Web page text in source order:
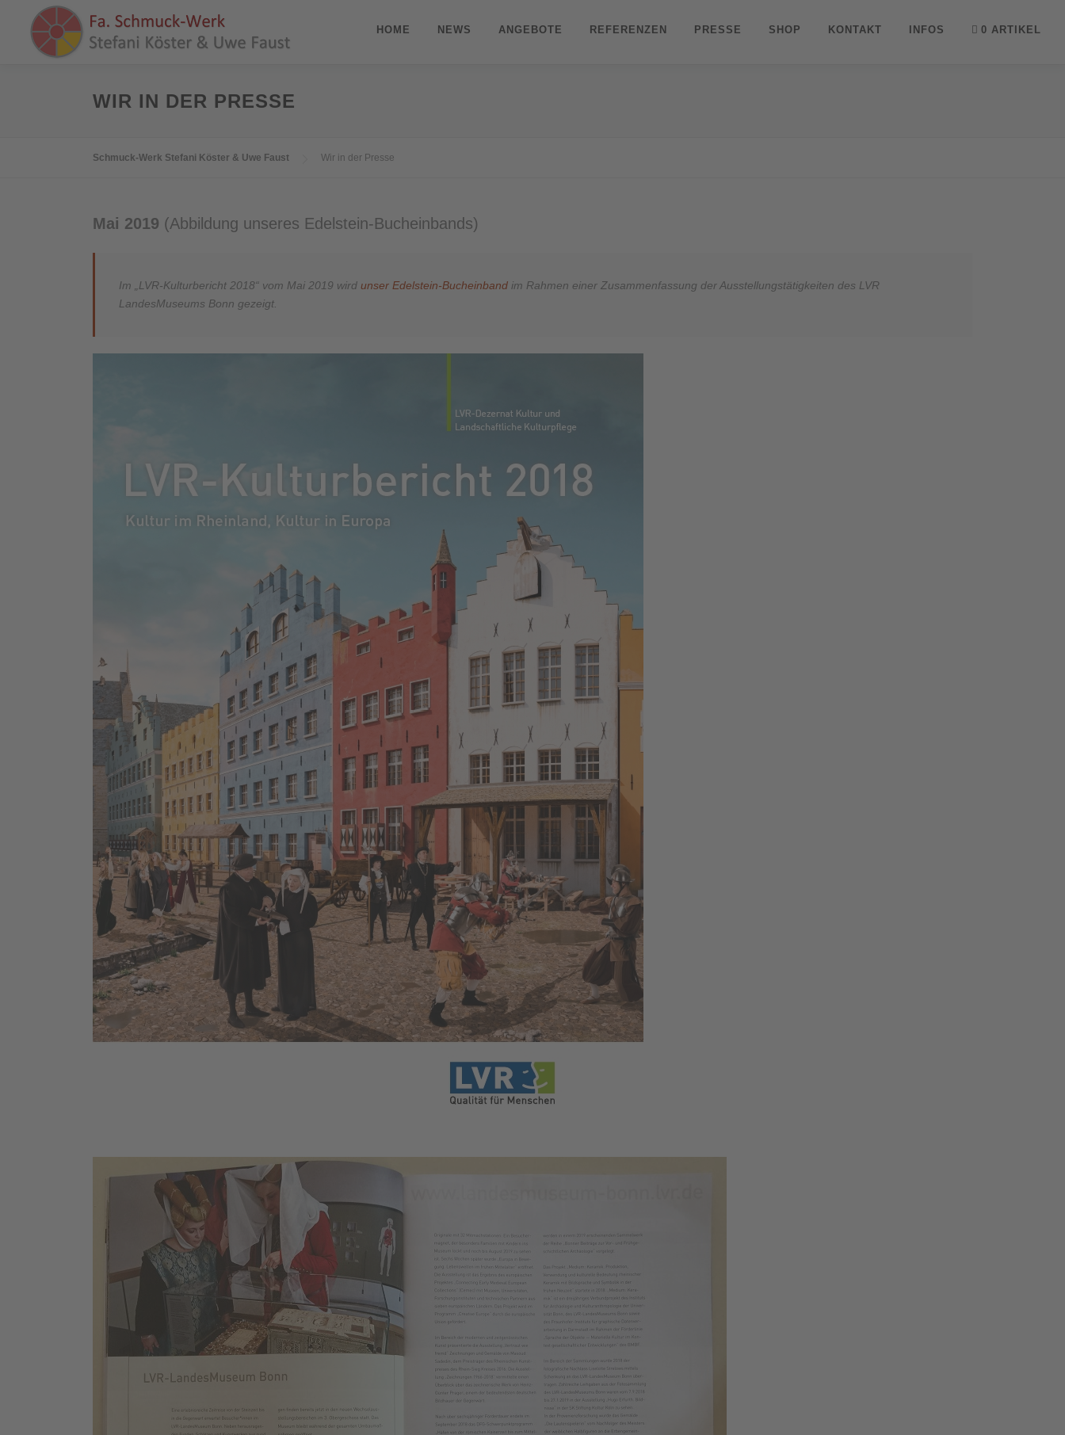
springen
HOME NEWS ANGEBOTE REFERENZEN PRESSE SHOP KONTAKT INFOS 0 ARTIKEL
WIR IN DER PRESSE
Schmuck-Werk Stefani Köster & Uwe Faust Wir in der Presse
Mai 2019 (Abbildung unseres Edelstein-Bucheinbands)
Im „LVR-Kulturbericht 2018“ vom Mai 2019 wird unser Edelstein-Bucheinband im Rahmen einer Zusammenfassung der Ausstellungstätigkeiten des LVR
LandesMuseums Bonn gezeigt.